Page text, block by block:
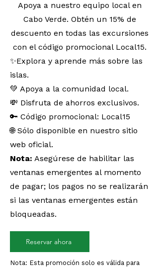
Apoya a nuestro equipo local en
Cabo Verde. Obtén un 15% de
descuento en todas las excursiones
con el código promocional Local15.
✨Explora y aprende más sobre las
islas.
💚 Apoya a la comunidad local.
💸 Disfruta de ahorros exclusivos.
🔑 Código promocional: Local15
🌐 Sólo disponible en nuestro sitio
web oficial.
Nota: Asegúrese de habilitar las
ventanas emergentes al momento
de pagar; los pagos no se realizarán
si las ventanas emergentes están
bloqueadas.
Reservar ahora
Nota: Esta promoción solo es válida para